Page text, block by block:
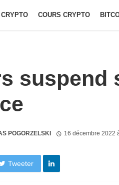
COURS CRYPTO
suspend
POGORZELSKI 16 décembre 2022
Tweeter